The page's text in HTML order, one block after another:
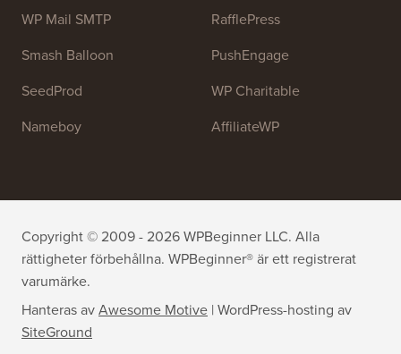
WP Mail SMTP
Smash Balloon
SeedProd
Nameboy
RafflePress
PushEngage
WP Charitable
AffiliateWP
Copyright © 2009 - 2026 WPBeginner LLC. Alla
rättigheter förbehållna. WPBeginner® är ett registrerat
varumärke.
Hanteras avAwesome Motive | WordPress-hosting av
SiteGround